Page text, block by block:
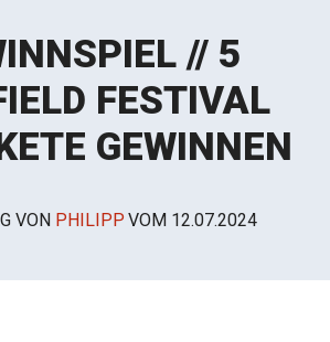
// 5
FESTIVAL
GEWINNEN
VON PHILIPP VOM 12.07.2024